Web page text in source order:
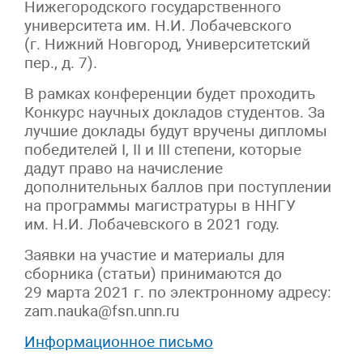
Нижегородского государственного
университета им. Н.И. Лобачевского
(г. Нижний Новгород, Университетский
пер., д. 7).
В рамках конференции будет проходить
Конкурс научных докладов студентов. За
лучшие доклады будут вручены дипломы
победителей I, II и III степени, которые
дадут право на начисление
дополнительных баллов при поступлении
на программы магистратуры в ННГУ
им. Н.И. Лобачевского в 2021 году.
Заявки на участие и материалы для
сборника (статьи) принимаются до
29 марта 2021 г. по электронному адресу:
zam.nauka@fsn.unn.ru
Информационное письмо